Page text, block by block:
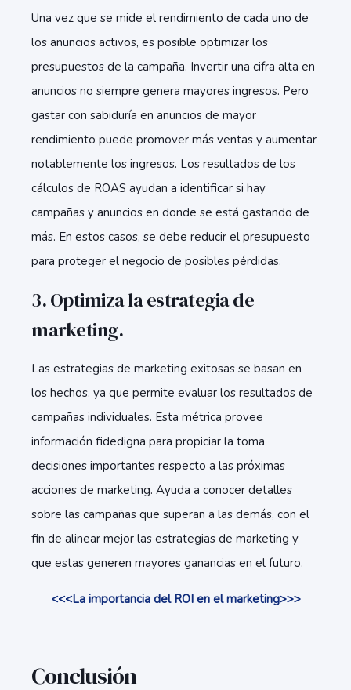
Una vez que se mide el rendimiento de cada uno de
los anuncios activos, es posible optimizar los
presupuestos de la campaña. Invertir una cifra alta en
anuncios no siempre genera mayores ingresos. Pero
gastar con sabiduría en anuncios de mayor
rendimiento puede promover más ventas y aumentar
notablemente los ingresos. Los resultados de los
cálculos de ROAS ayudan a identificar si hay
campañas y anuncios en donde se está gastando de
más. En estos casos, se debe reducir el presupuesto
para proteger el negocio de posibles pérdidas.
3. Optimiza la estrategia de
marketing.
Las estrategias de marketing exitosas se basan en
los hechos, ya que permite evaluar los resultados de
campañas individuales. Esta métrica provee
información fidedigna para propiciar la toma
decisiones importantes respecto a las próximas
acciones de marketing. Ayuda a conocer detalles
sobre las campañas que superan a las demás, con el
fin de alinear mejor las estrategias de marketing y
que estas generen mayores ganancias en el futuro.
<<<La importancia del ROI en el marketing>>>
Conclusión